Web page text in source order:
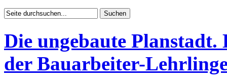
Die ungebaute
der Bauarbeiter-